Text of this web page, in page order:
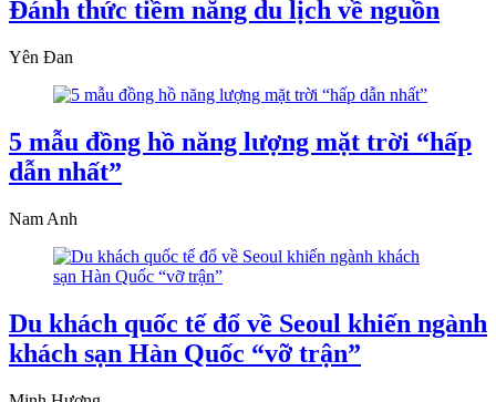
Đánh thức tiềm năng du lịch về nguồn
Yên Đan
5 mẫu đồng hồ năng lượng mặt trời “hấp
dẫn nhất”
Nam Anh
Du khách quốc tế đổ về Seoul khiến ngành
khách sạn Hàn Quốc “vỡ trận”